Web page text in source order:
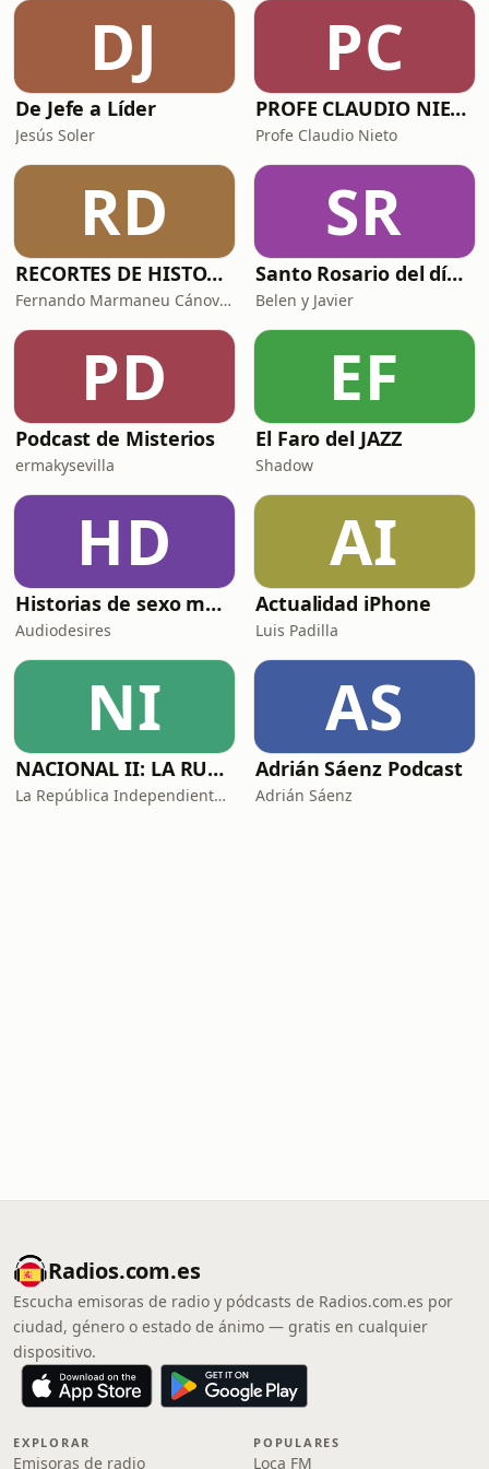
DJ
De Jefe a Líder
Jesús Soler
PC
PROFE CLAUDIO NIETO
Profe Claudio Nieto
RD
RECORTES DE HISTORIA Y CIENCIA
Fernando Marmaneu Cánovas
SR
Santo Rosario del día. 🙏 Reza con nosotros en castellano 🇪🇸
Belen y Javier
PD
Podcast de Misterios
ermakysevilla
EF
El Faro del JAZZ
Shadow
HD
Historias de sexo muy intensas y calientes
Audiodesires
AI
Actualidad iPhone
Luis Padilla
NI
NACIONAL II: LA RUTA DEL EXILIO
La República Independiente de la Radio
AS
Adrián Sáenz Podcast
Adrián Sáenz
Radios.com.es
Escucha emisoras de radio y pódcasts de Radios.com.es por
ciudad, género o estado de ánimo — gratis en cualquier
dispositivo.
EXPLORAR
Emisoras de radio
POPULARES
Loca FM